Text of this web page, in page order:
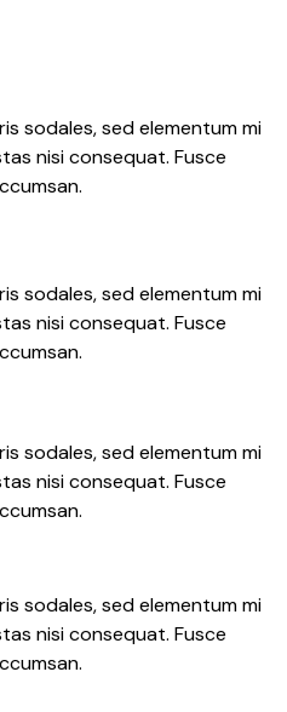
sodales, sed elementum mi
nisi consequat. Fusce
sodales, sed elementum mi
nisi consequat. Fusce
sodales, sed elementum mi
nisi consequat. Fusce
sodales, sed elementum mi
nisi consequat. Fusce